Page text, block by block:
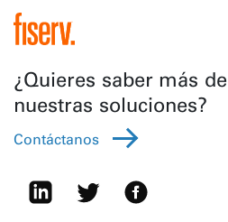
¿Quieres saber más de
nuestras soluciones?
Contáctanos